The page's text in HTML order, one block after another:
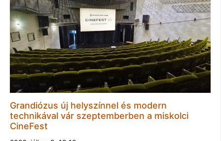
Grandiózus új helyszínnel és modern
technikával vár szeptemberben a miskolci
CineFest